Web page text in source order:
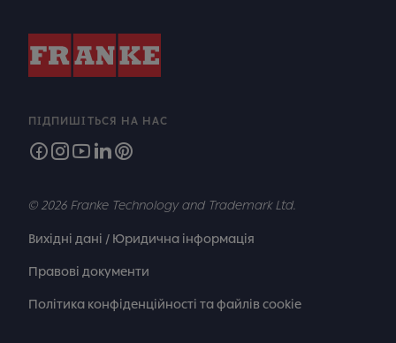
ПІДПИШІТЬСЯ НА НАС
© 2026 Franke Technology and Trademark Ltd.
Вихідні дані / Юридична інформація
Правові документи
Політика конфіденційності та файлів cookie